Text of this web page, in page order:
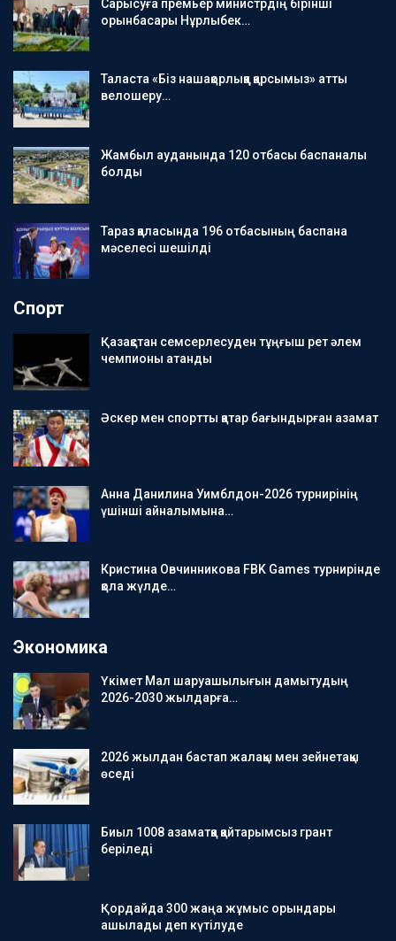
Сарысуға премьер министрдің бірінші
орынбасары Нұрлыбек…
Таласта «Біз нашақорлыққа қарсымыз» атты
велошеру…
Жамбыл ауданында 120 отбасы баспаналы
болды
Тараз қаласында 196 отбасының баспана
мәселесі шешілді
Спорт
Қазақстан семсерлесуден тұңғыш рет әлем
чемпионы атанды
Әскер мен спортты қатар бағындырған азамат
Анна Данилина Уимблдон-2026 турнирінің
үшінші айналымына…
Кристина Овчинникова FBK Games турнирінде
қола жүлде…
Экономика
Үкімет Мал шаруашылығын дамытудың
2026-2030 жылдарға…
2026 жылдан бастап жалақы мен зейнетақы
өседі
Биыл 1008 азаматқа қайтарымсыз грант
беріледі
Қордайда 300 жаңа жұмыс орындары
ашылады деп күтілуде